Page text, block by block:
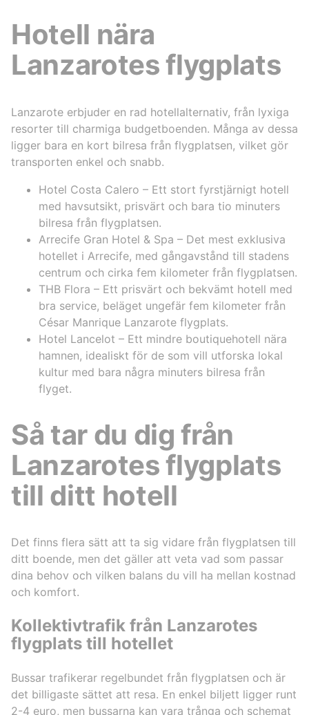
Hotell nära
Lanzarotes flygplats
Lanzarote erbjuder en rad hotellalternativ, från lyxiga
resorter till charmiga budgetboenden. Många av dessa
ligger bara en kort bilresa från flygplatsen, vilket gör
transporten enkel och snabb.
Hotel Costa Calero – Ett stort fyrstjärnigt hotell
med havsutsikt, prisvärt och bara tio minuters
bilresa från flygplatsen.
Arrecife Gran Hotel & Spa – Det mest exklusiva
hotellet i Arrecife, med gångavstånd till stadens
centrum och cirka fem kilometer från flygplatsen.
THB Flora – Ett prisvärt och bekvämt hotell med
bra service, beläget ungefär fem kilometer från
César Manrique Lanzarote flygplats.
Hotel Lancelot – Ett mindre boutiquehotell nära
hamnen, idealiskt för de som vill utforska lokal
kultur med bara några minuters bilresa från
flyget.
Så tar du dig från
Lanzarotes flygplats
till ditt hotell
Det finns flera sätt att ta sig vidare från flygplatsen till
ditt boende, men det gäller att veta vad som passar
dina behov och vilken balans du vill ha mellan kostnad
och komfort.
Kollektivtrafik från Lanzarotes
flygplats till hotellet
Bussar trafikerar regelbundet från flygplatsen och är
det billigaste sättet att resa. En enkel biljett ligger runt
2-4 euro, men bussarna kan vara trånga och schemat